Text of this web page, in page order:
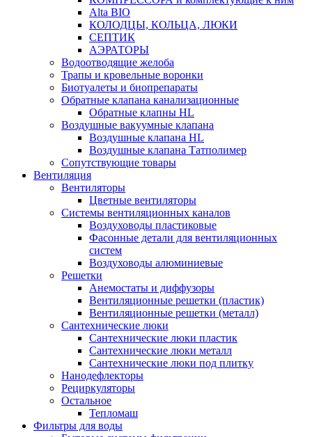
Alta BIO
КОЛОДЦЫ, КОЛЬЦА, ЛЮКИ
СЕПТИК
АЭРАТОРЫ
Водоотводящие желоба
Трапы и кровельные воронки
Биотуалеты и биопрепараты
Обратные клапана канализационные
Обратные клапны HL
Воздушные вакуумные клапана
Воздушные клапана HL
Воздушные клапана Татполимер
Сопутствующие товары
Вентиляция
Вентиляторы
Цветные вентиляторы
Системы вентиляционных каналов
Воздуховоды пластиковые
Фасонные детали для вентиляционных
систем
Воздуховоды алюминиевые
Решетки
Анемостаты и диффузоры
Вентиляционные решетки (пластик)
Вентиляционные решетки (металл)
Сантехнические люки
Сантехнические люки пластик
Сантехнические люки металл
Сантехнические люки под плитку
Нанодефлекторы
Рециркуляторы
Остальное
Тепломаш
Фильтры для воды